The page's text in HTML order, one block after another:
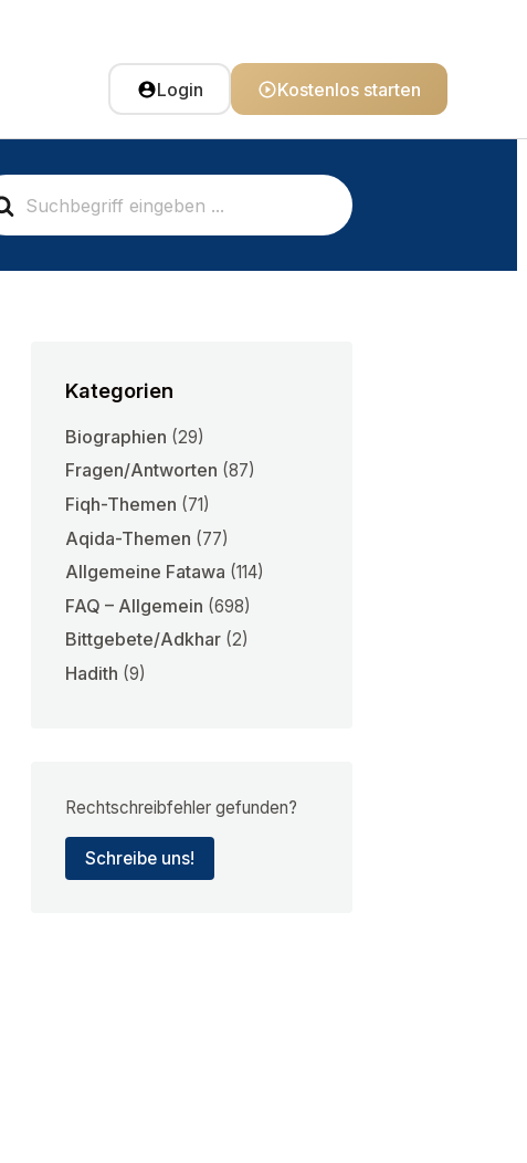
Login Kostenlos starten
Kategorien
Biographien (29)
Fragen/Antworten (87)
Fiqh-Themen (71)
Aqida-Themen (77)
Allgemeine Fatawa (114)
FAQ – Allgemein (698)
Bittgebete/Adkhar(2)
Hadith (9)
Rechtschreibfehler gefunden?
Schreibe uns!